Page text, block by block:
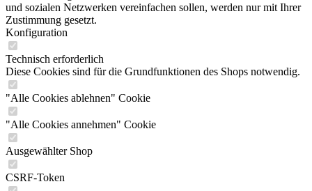
und sozialen Netzwerken vereinfachen sollen, werden nur mit Ihrer
Zustimmung gesetzt.
Konfiguration
Technisch erforderlich
Diese Cookies sind für die Grundfunktionen des Shops notwendig.
"Alle Cookies ablehnen" Cookie
"Alle Cookies annehmen" Cookie
Ausgewählter Shop
CSRF-Token